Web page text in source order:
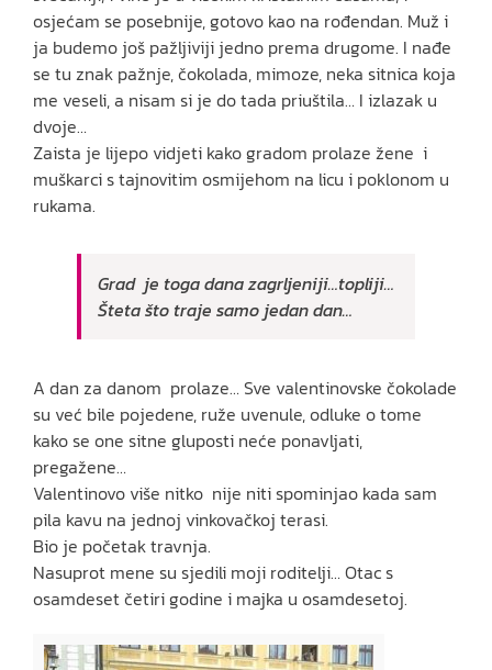
osjećam se posebnije, gotovo kao na rođendan. Muž i
ja budemo još pažljiviji jedno prema drugome. I nađe
se tu znak pažnje, čokolada, mimoze, neka sitnica koja
me veseli, a nisam si je do tada priuštila… I izlazak u
dvoje…
Zaista je lijepo vidjeti kako gradom prolaze žene i
muškarci s tajnovitim osmijehom na licu i poklonom u
rukama.
Grad je toga dana zagrljeniji…topliji…
Šteta što traje samo jedan dan…
A dan za danom prolaze… Sve valentinovske čokolade
su već bile pojedene, ruže uvenule, odluke o tome
kako se one sitne gluposti neće ponavljati,
pregažene…
Valentinovo više nitko nije niti spominjao kada sam
pila kavu na jednoj vinkovačkoj terasi.
Bio je početak travnja.
Nasuprot mene su sjedili moji roditelji… Otac s
osamdeset četiri godine i majka u osamdesetoj.